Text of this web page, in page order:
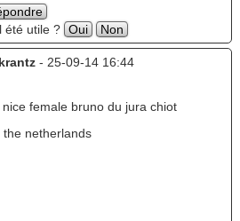
été utile ? Oui Non
- 25-09-14 16:44
female bruno du jura chiot
netherlands